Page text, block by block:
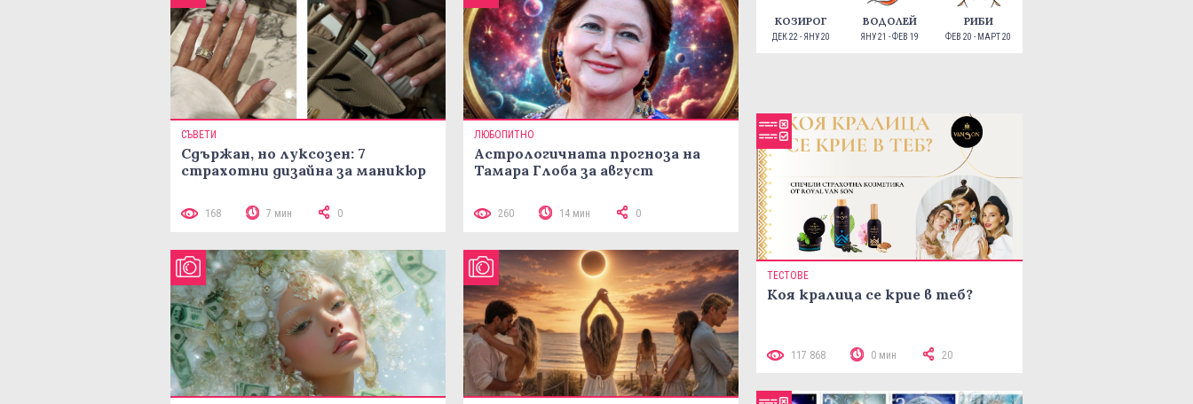
СЪВЕТИ
Сдържан, но луксозен: 7
страхотни дизайна за маникюр
168 7 мин 0
ЛЮБОПИТНО
Астрологичната прогноза на
Тамара Глоба за август
260 14 мин 0
КОЗИРОГ
ДЕК 22 - ЯНУ 20
ВОДОЛЕЙ
ЯНУ 21 - ФЕВ 19
РИБИ
ФЕВ 20 - МАРТ 20
ТЕСТОВЕ
Коя кралица се крие в теб?
117 868 0 мин 20